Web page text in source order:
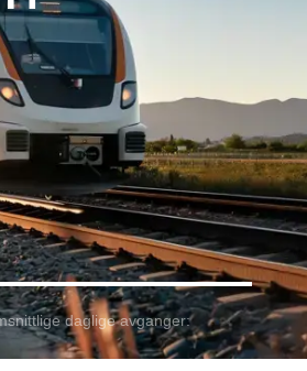
daglige avganger: